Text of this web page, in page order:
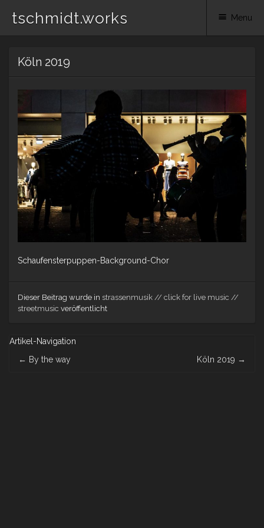
tschmidt.works Menu
content
Köln 2019
Schaufensterpuppen-Background-Chor
Dieser Beitrag wurde in strassenmusik // click for live music //
streetmusic veröffentlicht
Artikel-Navigation
← By the way Köln 2019 →